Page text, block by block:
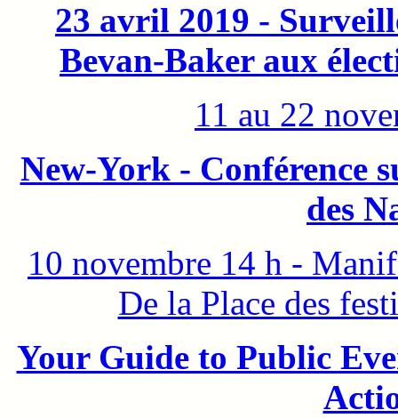
23 avril 2019 -
Bevan-Baker aux
11 au 22
New-York - Conférence
des
10 novembre 14 h -
De la Place des
Your Guide to Public